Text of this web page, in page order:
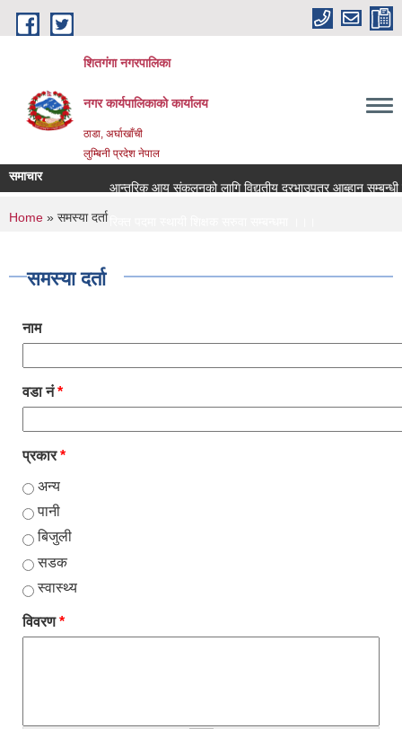
Skip to main content
शितगंगा नगरपालिका
नगर कार्यपालिकाकाे कार्यालय
ठाडा, अर्घाखाँची
लुम्बिनी प्रदेश नेपाल
समाचार
आन्तरिक आय संकलनको लागि विद्युतीय दरभाउपत्र आब्हान सम्बन्धी
रिक्त पदमा स्थायी शिक्षक सरुवा सम्बन्धमा ।।।
You are here
Home » समस्या दर्ता
समस्या दर्ता
नाम
वडा नं*
प्रकार*
अन्य
पानी
बिजुली
सडक
स्वास्थ्य
विवरण*